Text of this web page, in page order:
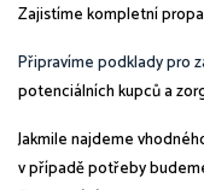
Zajistíme kompletní
Připravíme podklady pro
potenciálních kupců a
Jakmile najdeme
v případě potřeby